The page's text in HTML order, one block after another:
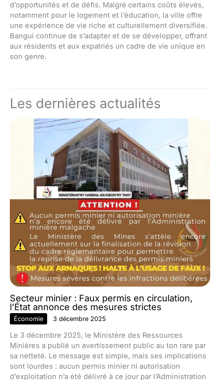
d’opportunités et de défis. Malgré certains coûts élevés,
notamment pour le logement et l’éducation, la ville offre
une expérience de vie riche et culturellement diversifiée.
Bangui continue de s’adapter et de se développer, offrant
aux résidents et aux expatriés un cadre de vie unique en
son genre.
Les dernières actualités
Secteur minier : Faux permis en circulation,
l’État annonce des mesures strictes
Économie 3 décembre 2025
Le 3 décembre 2025, le Ministère des Ressources
Minières a publié un avertissement public au ton rare par
sa netteté. Le message est simple, mais ses implications
sont lourdes : aucun permis minier ni autorisation
d’exploitation n’a été délivré à ce jour par l’Administration